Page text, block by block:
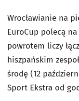
Wrocławianie na
EuroCup polecą
powrotem liczy
hiszpańskim
środę (12
Sport Ekstra od